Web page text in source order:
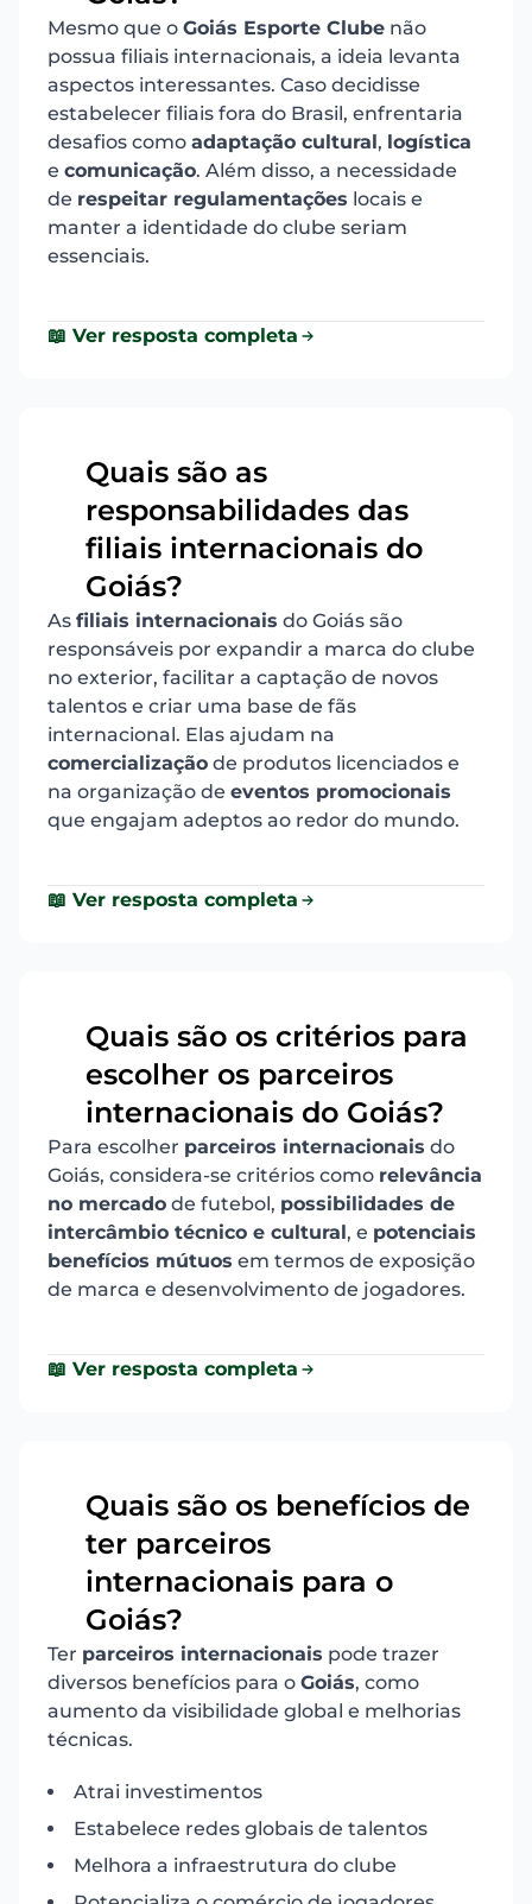
Mesmo que o Goiás Esporte Clube não
possua filiais internacionais, a ideia levanta
aspectos interessantes. Caso decidisse
estabelecer filiais fora do Brasil, enfrentaria
desafios como adaptação cultural, logística
e comunicação. Além disso, a necessidade
de respeitar regulamentações locais e
manter a identidade do clube seriam
essenciais.
📖 Ver resposta completa
Quais são as
responsabilidades das
filiais internacionais do
Goiás?
As filiais internacionais do Goiás são
responsáveis por expandir a marca do clube
no exterior, facilitar a captação de novos
talentos e criar uma base de fãs
internacional. Elas ajudam na
comercialização de produtos licenciados e
na organização de eventos promocionais
que engajam adeptos ao redor do mundo.
📖 Ver resposta completa
Quais são os critérios para
escolher os parceiros
internacionais do Goiás?
Para escolher parceiros internacionais do
Goiás, considera-se critérios como relevância
no mercado de futebol, possibilidades de
intercâmbio técnico e cultural, e potenciais
benefícios mútuos em termos de exposição
de marca e desenvolvimento de jogadores.
📖 Ver resposta completa
Quais são os benefícios de
ter parceiros
internacionais para o
Goiás?
Ter parceiros internacionais pode trazer
diversos benefícios para o Goiás, como
aumento da visibilidade global e melhorias
técnicas.
Atrai investimentos
Estabelece redes globais de talentos
Melhora a infraestrutura do clube